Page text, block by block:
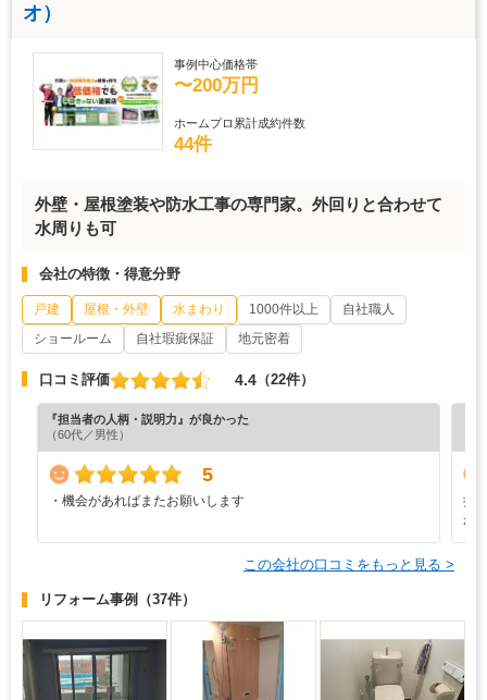
オ）
事例中心価格帯
〜200万円
ホームプロ累計成約件数
44件
外壁・屋根塗装や防水工事の専門家。外回りと合わせて
水周りも可
会社の特徴・得意分野
戸建 屋根・外壁 水まわり 1000件以上
自社職人
ショールーム
自社瑕疵保証 地元密着
口コミ評価 4.4 （22件）
『担当者の人柄・説明力』が良かった
（60代／男性）
5
・機会があればまたお願いします
担
が
この会社の口コミをもっと見る >
リフォーム事例 （37件）